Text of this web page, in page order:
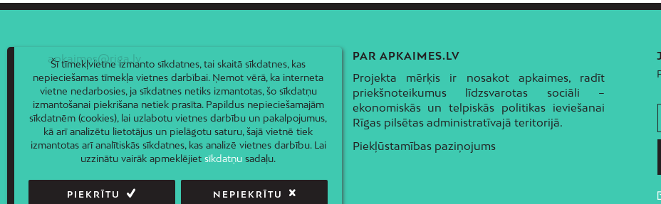
apkaimes@riga.lv PAR APKAIMES.LV
Projekta mērķis ir nosakot apkaimes, radīt
priekšnoteikumus līdzsvarotas sociāli –
ekonomiskās un telpiskās politikas ieviešanai
Rīgas pilsētas administratīvajā teritorijā.
Piekļūstamības paziņojums
Šī tīmekļvietne izmanto sīkdatnes, tai skaitā sīkdatnes, kas
nepieciešamas tīmekļa vietnes darbībai. Ņemot vērā, ka interneta
vietne nedarbosies, ja sīkdatnes netiks izmantotas, šo sīkdatņu
izmantošanai piekrišana netiek prasīta. Papildus nepieciešamajām
sīkdatnēm (cookies), lai uzlabotu vietnes darbību un pakalpojumus,
kā arī analizētu lietotājus un pielāgotu saturu, šajā vietnē tiek
izmantotas arī analītiskās sīkdatnes, kas analizē vietnes darbību. Lai
uzzinātu vairāk apmeklējietsīkdatņu sadaļu.
PIEKRĪTU NEPIEKRĪTU